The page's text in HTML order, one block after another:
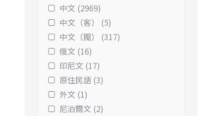
中文 (2969)
中文（客） (5)
中文（閩） (317)
俄文 (16)
印尼文 (17)
原住民語 (3)
外文 (1)
尼泊爾文 (2)